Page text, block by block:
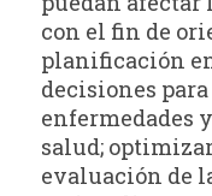
con el fin de
planificación
decisiones
enfermedades
salud;
evaluación de